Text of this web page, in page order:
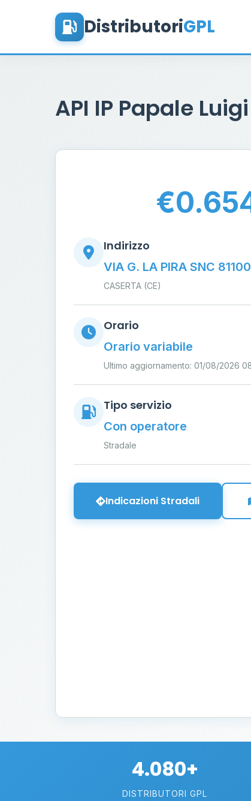
DistributoriGPL
API IP Papale
Indirizzo
VIA G. LA PIRA SNC 81100
CASERTA (CE)
Orario
Orario variabile
Ultimo aggiornamento: 01/08/2026
Tipo servizio
Con operatore
Stradale
Indicazioni Stradali
4.080+
DISTRIBUTORI GPL